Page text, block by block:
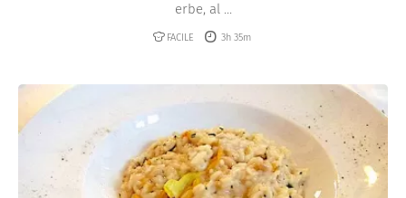
erbe, al ...
FACILE 3h 35m